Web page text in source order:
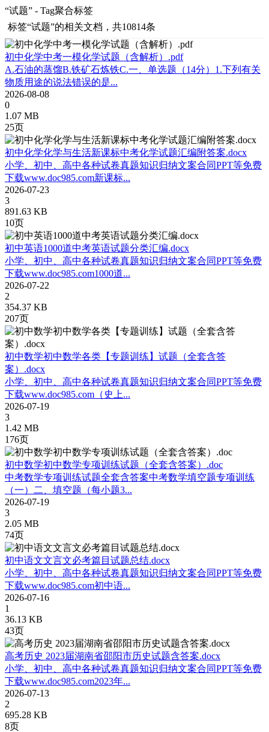
“试题” - Tag聚合标签
标签“试题”的相关文档，共10814条
初中化学中考一模化学试题（含解析）.pdf
A.⽯油的蒸馏B.铁矿⽯炼铁C.⼀、单选题（14分）1.下列有关
物质⽤途的说法错误的是...
2026-08-08
0
1.07 MB
25页
初中化学化学与生活新课标中考化学试题汇编附答案.docx
小学、初中、高中各种试卷真题知识归纳文案合同PPT等免费
下载www.doc985.com新课标...
2026-07-23
3
891.63 KB
10页
初中英语1000道中考英语试题分类汇编.docx
小学、初中、高中各种试卷真题知识归纳文案合同PPT等免费
下载www.doc985.com1000道...
2026-07-22
2
354.37 KB
207页
初中数学初中数学各类【专题训练】试题（全套含答
案）.docx
小学、初中、高中各种试卷真题知识归纳文案合同PPT等免费
下载www.doc985.com（史上...
2026-07-19
3
1.42 MB
176页
初中数学初中数学专项训练试题（全套含答案）.doc
中考数学专项训练试题全套含答案中考数学填空题专项训练
（一）二、填空题（每小题3...
2026-07-19
3
2.05 MB
74页
初中语文文言文必考篇目试题总结.docx
小学、初中、高中各种试卷真题知识归纳文案合同PPT等免费
下载www.doc985.com初中语...
2026-07-16
1
36.13 KB
43页
高考历史 2023届湖南省邵阳市历史试题含答案.docx
小学、初中、高中各种试卷真题知识归纳文案合同PPT等免费
下载www.doc985.com2023年...
2026-07-13
2
695.28 KB
8页